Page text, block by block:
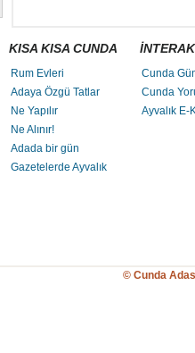
KISA KISA CUNDA
Rum Evleri
Adaya Özgü Tatlar
Ne Yapılır
Ne Alınır!
Adada bir gün
Gazetelerde Ayvalık
Cunda
Cunda
Ayvalık E-
© Cunda